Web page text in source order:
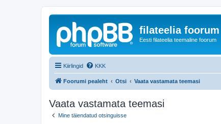
filateelia foorum
Eesti filateelia teemaline foorum
Kiirlingid KKK
Foorumi pealeht Otsi Vaata vastamata teemasi
Vaata vastamata teemasi
Mine täiendatud otsinguisse